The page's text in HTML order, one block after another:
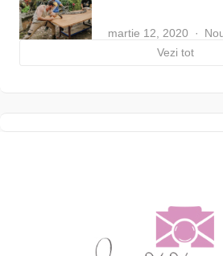
martie 12, 2020
Vezi tot